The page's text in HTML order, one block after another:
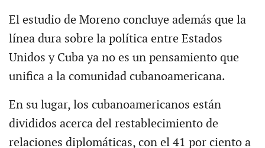
El estudio de Moreno concluye además que la
línea dura sobre la política entre Estados
Unidos y Cuba ya no es un pensamiento que
unifica a la comunidad cubanoamericana.
En su lugar, los cubanoamericanos están
divididos acerca del restablecimiento de
relaciones diplomáticas, con el 41 por ciento a